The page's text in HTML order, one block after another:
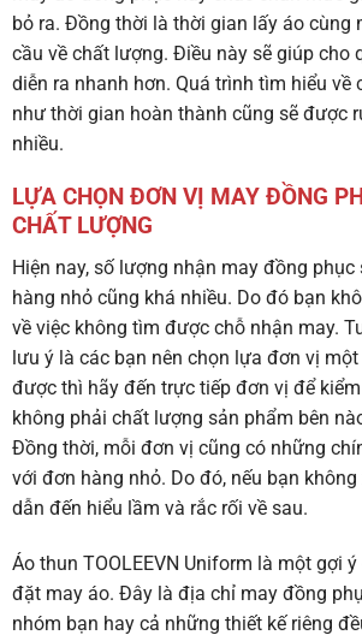
bỏ ra. Đồng thời là thời gian lấy áo cùng
cầu về chất lượng. Điều này sẽ giúp cho
diễn ra nhanh hơn. Quá trình tìm hiểu về
như thời gian hoàn thành cũng sẽ được
nhiều.
LỰA CHỌN ĐƠN VỊ MAY ĐỒNG
CHẤT LƯỢNG
Hiện nay, số lượng nhận may đồng
hàng nhỏ cũng khá nhiều. Do đó bạn
về việc không tìm được chỗ nhận may.
lưu ý là các bạn nên chọn lựa đơn vị một
được thì hãy đến trực tiếp đơn vị để
không phải chất lượng sản phẩm bên
Đồng thời, mỗi đơn vị cũng có những
với đơn hàng nhỏ. Do đó, nếu bạn không
dẫn đến hiểu lầm và rắc rối về sau.
Áo thun TOOLEEVN Uniform là một gợi
đặt may áo. Đây là địa chỉ may đồng
nhóm bạn hay cả những thiết kế riêng